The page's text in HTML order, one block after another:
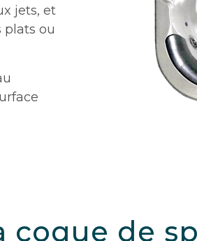
jets, et
plats ou
coque de